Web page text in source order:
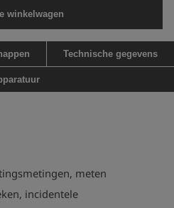
winkelwagen
Technische gegevens
meten
incidentele